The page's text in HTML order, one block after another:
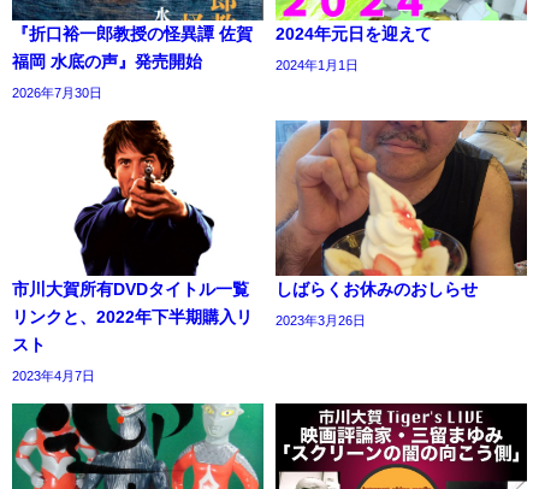
『折口裕一郎教授の怪異譚 佐賀
福岡 水底の声』発売開始
2026年7月30日
2024年元日を迎えて
2024年1月1日
市川大賀所有DVDタイトル一覧
リンクと、2022年下半期購入リ
スト
2023年4月7日
しばらくお休みのおしらせ
2023年3月26日